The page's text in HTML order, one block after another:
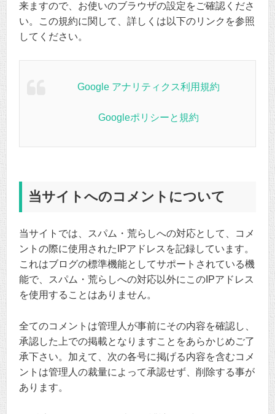
来ますので、お使いのブラウザの設定をご確認くださ
い。この規約に関して、詳しくは以下のリンクを参照
してください。
Google アナリティクス利用規約
Googleポリシーと規約
当サイトへのコメントについて
当サイトでは、スパム・荒らしへの対応として、コメ
ントの際に使用されたIPアドレスを記録しています。
これはブログの標準機能としてサポートされている機
能で、スパム・荒らしへの対応以外にこのIPアドレス
を使用することはありません。
全てのコメントは管理人が事前にその内容を確認し、
承認した上での掲載となりますことをあらかじめご了
承下さい。加えて、次の各号に掲げる内容を含むコメ
ントは管理人の裁量によって承認せず、削除する事が
あります。